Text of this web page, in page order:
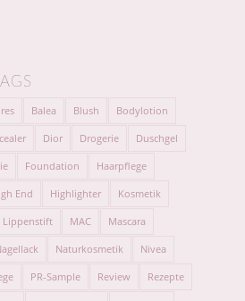
Balea Blush Bodylotion
Dior Drogerie Duschgel
Foundation Haarpflege
End Highlighter Kosmetik
Lippenstift MAC Mascara
Naturkosmetik Nivea
PR-Sample Review Rezepte